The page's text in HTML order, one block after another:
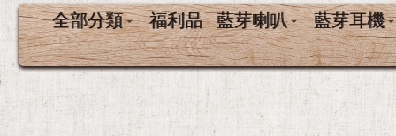
全部分類 福利品 藍芽喇叭 藍芽耳機